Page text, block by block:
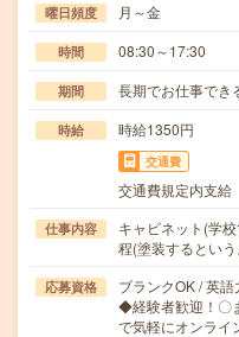
曜日頻度 月～金
時間 08:30～17:30
期間 長期でお仕事でき
時給 時給1350円
交通費
交通費規定内支給
仕事内容
キャビネット(学
程(塗装するとい
応募資格
ブランクOK / 英語
◆経験者歓迎！〇
で気軽にオンラ